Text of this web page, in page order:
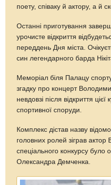
поету, співаку й актору, а й
Останні приготування
урочисте відкриття
переддень Дня міста.
син легендарного барда
Меморіал біля Палацу
згадку про концерт
невдовзі після відкриття цієї
спортивної споруди.
Комплекс дістав назву
головних ролей зіграв актор
спеціального конкурсу було
Олександра Демченка.